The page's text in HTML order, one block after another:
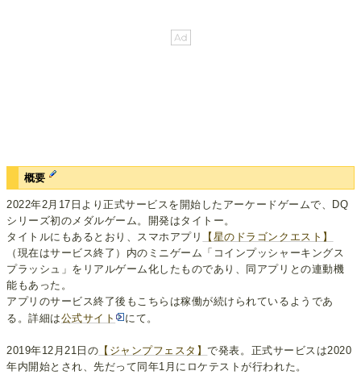
概要
2022年2月17日より正式サービスを開始したアーケードゲームで、DQ
シリーズ初のメダルゲーム。開発はタイトー。
タイトルにもあるとおり、スマホアプリ
【星のドラゴンクエスト】
（現在はサービス終了）内のミニゲーム「コインプッシャーキングス
プラッシュ」をリアルゲーム化したものであり、同アプリとの連動機
能もあった。
アプリのサービス終了後もこちらは稼働が続けられているようであ
る。詳細は公式サイト にて。
2019年12月21日の 【ジャンプフェスタ】で発表。正式サービスは2020
年内開始とされ、先だって同年1月にロケテストが行われた。